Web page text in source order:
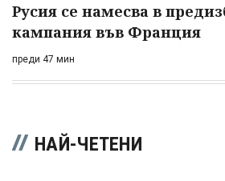
Русия се намесва в
кампания във Франция
преди 47 мин
НАЙ-ЧЕТЕНИ